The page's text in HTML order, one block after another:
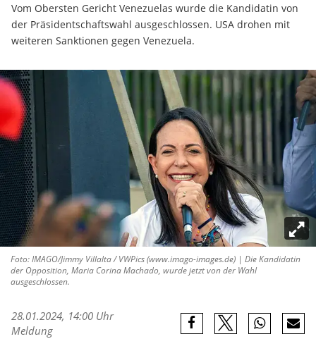
Vom Obersten Gericht Venezuelas wurde die Kandidatin von
der Präsidentschaftswahl ausgeschlossen. USA drohen mit
weiteren Sanktionen gegen Venezuela.
Foto: IMAGO/Jimmy Villalta / VWPics (www.imago-images.de) | Die Kandidatin
der Opposition, Maria Corina Machado, wurde jetzt von der Wahl
ausgeschlossen.
28.01.2024, 14:00 Uhr
Meldung